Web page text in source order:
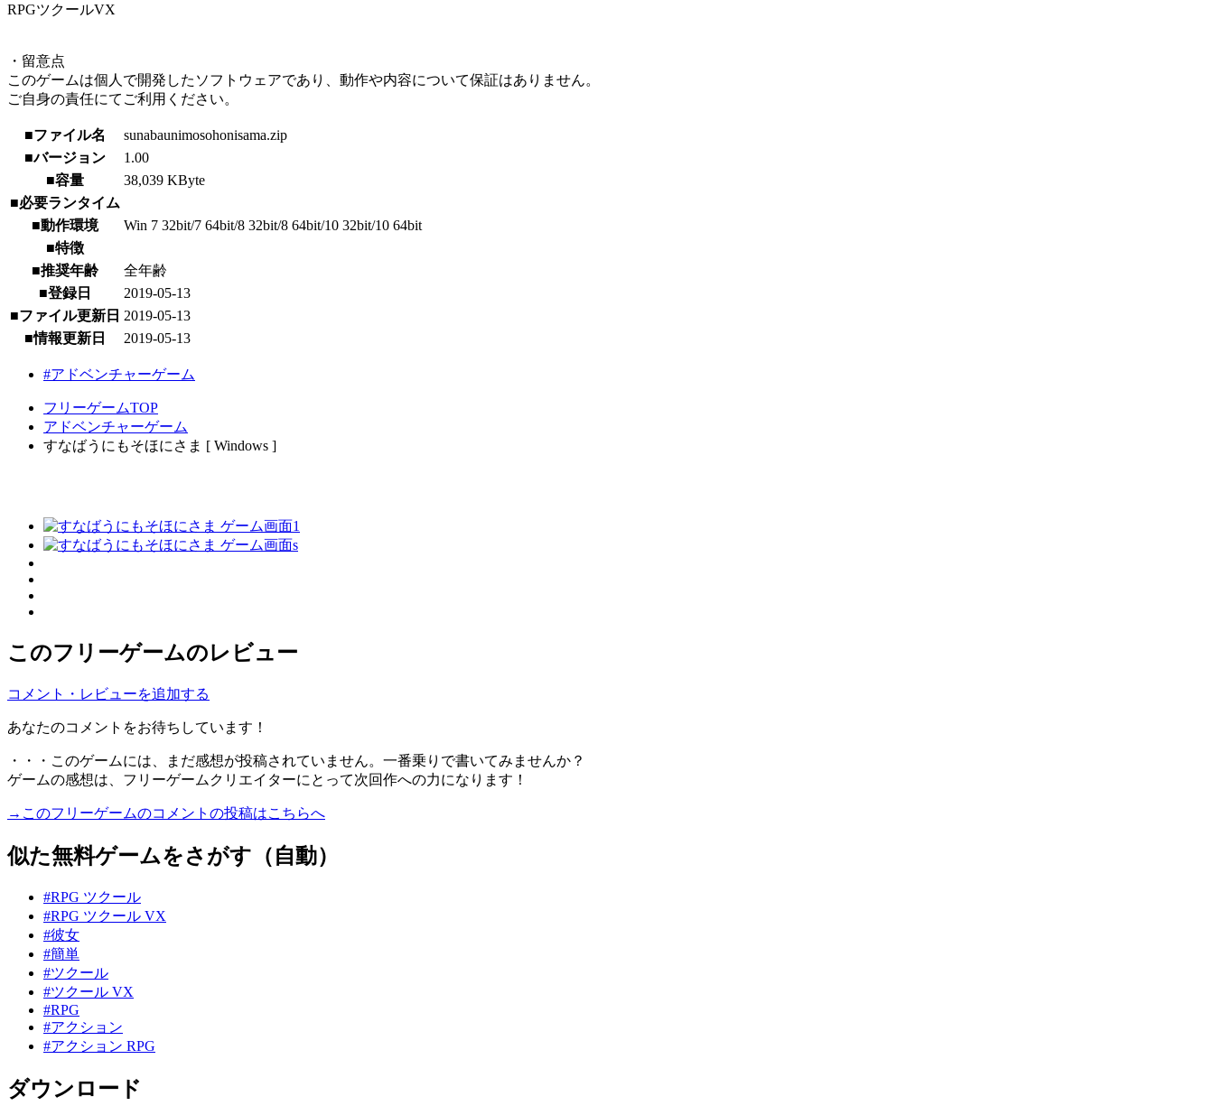
RPGツクールVX
・留意点
このゲームは個人で開発したソフトウェアであり、動作や内容について保証はありません。
ご自身の責任にてご利用ください。
■ファイル名
sunabaunimosohonisama.zip
■バージョン
1.00
■容量
38,039 KByte
■必要ランタイム
■動作環境
Win 7 32bit/7 64bit/8 32bit/8 64bit/10 32bit/10 64bit
■特徴
■推奨年齢
全年齢
■登録日
2019-05-13
■ファイル更新日 2019-05-13
■情報更新日
2019-05-13
#アドベンチャーゲーム
フリーゲームTOP
アドベンチャーゲーム
すなばうにもそほにさま [ Windows ]
このフリーゲームのレビュー
コメント・レビューを追加する
あなたのコメントをお待ちしています！
・・・このゲームには、まだ感想が投稿されていません。一番乗りで書いてみませんか？
ゲームの感想は、フリーゲームクリエイターにとって次回作への力になります！
→このフリーゲームのコメントの投稿はこちらへ
似た無料ゲームをさがす（自動）
#RPG ツクール
#RPG ツクール VX
#彼女
#簡単
#ツクール
#ツクール VX
#RPG
#アクション
#アクション RPG
ダウンロード